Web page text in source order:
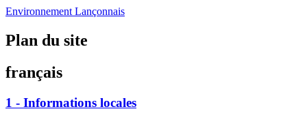
Environnement Lançonnais
Plan du site
français
1 - Informations locales